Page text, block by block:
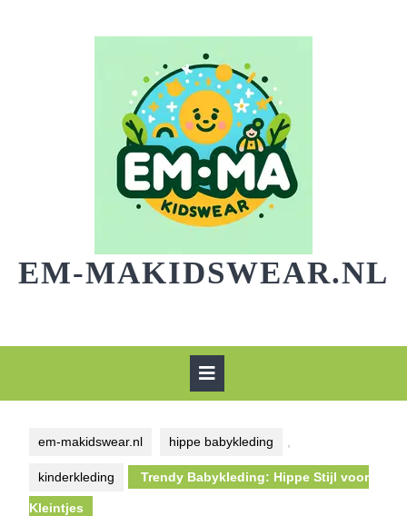
EM-MAKIDSWEAR.NL
em-makidswear.nl hippe babykleding
kinderkleding Trendy Babykleding: Hippe Stijl voor
Kleintjes